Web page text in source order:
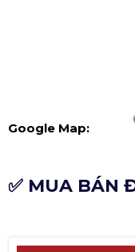
Google Map:
✅ MUA BÁN